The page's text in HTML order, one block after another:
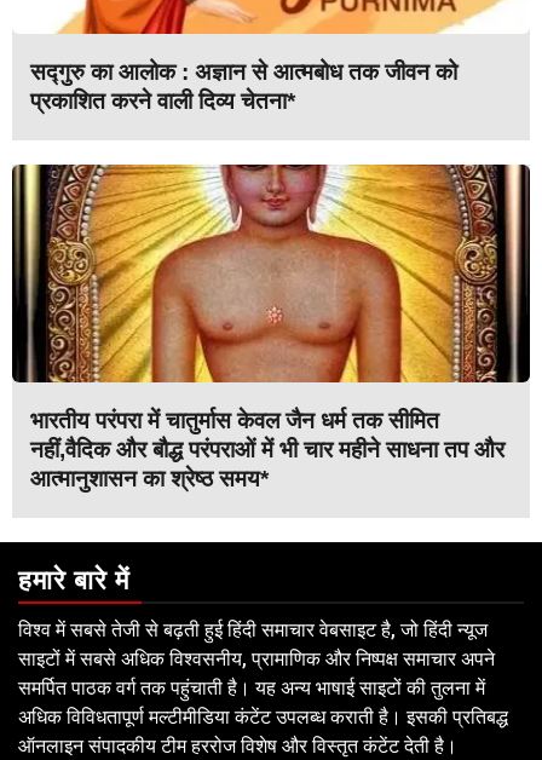
सद्गुरु का आलोक : अज्ञान से आत्मबोध तक जीवन को
प्रकाशित करने वाली दिव्य चेतना*
भारतीय परंपरा में चातुर्मास केवल जैन धर्म तक सीमित
नहीं,वैदिक और बौद्ध परंपराओं में भी चार महीने साधना तप और
आत्मानुशासन का श्रेष्ठ समय*
हमारे बारे में
विश्व में सबसे तेजी से बढ़ती हुई हिंदी समाचार वेबसाइट है, जो हिंदी न्यूज
साइटों में सबसे अधिक विश्वसनीय, प्रामाणिक और निष्पक्ष समाचार अपने
समर्पित पाठक वर्ग तक पहुंचाती है। यह अन्य भाषाई साइटों की तुलना में
अधिक विविधतापूर्ण मल्टीमीडिया कंटेंट उपलब्ध कराती है। इसकी प्रतिबद्ध
ऑनलाइन संपादकीय टीम हररोज विशेष और विस्तृत कंटेंट देती है।